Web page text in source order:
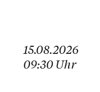
15.08.2026
09:30 Uhr